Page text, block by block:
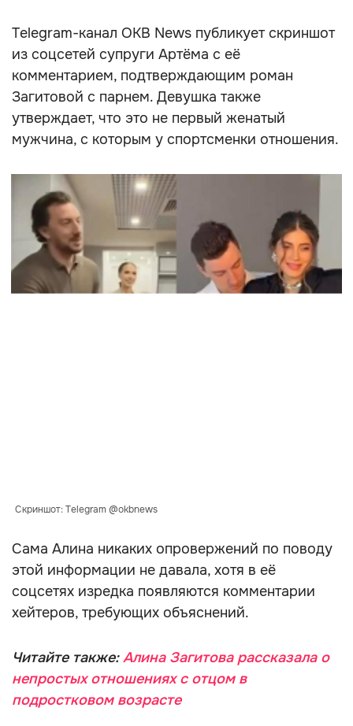
Telegram-канал OKB News публикует скриншот
из соцсетей супруги Артёма с её
комментарием, подтверждающим роман
Загитовой с парнем. Девушка также
утверждает, что это не первый женатый
мужчина, с которым у спортсменки отношения.
Скриншот: Telegram @okbnews
Сама Алина никаких опровержений по поводу
этой информации не давала, хотя в её
соцсетях изредка появляются комментарии
хейтеров, требующих объяснений.
Читайте также:Алина Загитова рассказала о
непростых отношениях с отцом в
подростковом возрасте